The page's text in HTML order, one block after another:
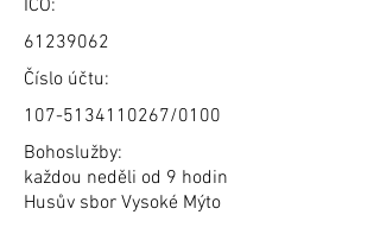
IČO:
61239062
Číslo účtu:
107-5134110267/0100
Bohoslužby:
každou neděli od 9 hodin
Husův sbor Vysoké Mýto